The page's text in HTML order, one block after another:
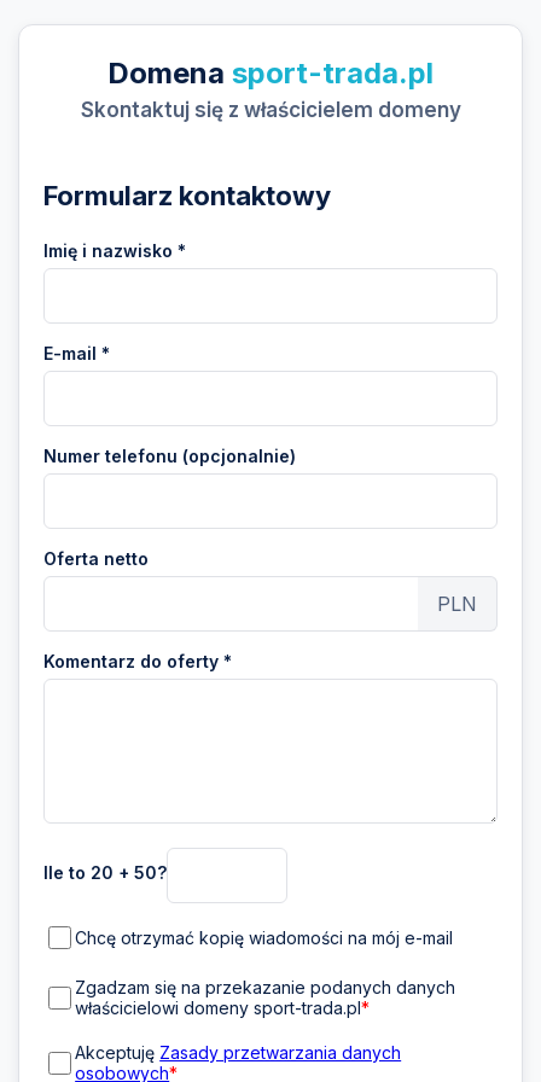
Domena sport-trada.pl
Skontaktuj się z właścicielem domeny
Formularz kontaktowy
Imię i nazwisko *
E-mail *
Numer telefonu (opcjonalnie)
Oferta netto
PLN
Komentarz do oferty *
Ile to 20 + 50?
Chcę otrzymać kopię wiadomości na mój e-mail
Zgadzam się na przekazanie podanych danych
właścicielowi domeny sport-trada.pl*
Akceptuję Zasady przetwarzania danych
osobowych*